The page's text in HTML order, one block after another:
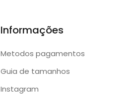
Informações
Metodos pagamentos
Guia de tamanhos
Instagram